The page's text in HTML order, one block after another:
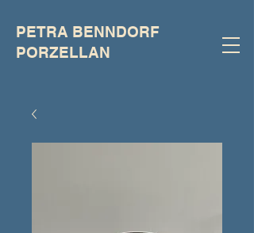
PETRA BENNDORF
PORZELLAN